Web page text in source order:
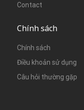
Contact
Chính sách
Chính sách
Điều khoản sử dụng
Câu hỏi thường gặp